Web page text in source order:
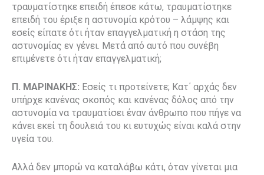
τραυματίστηκε επειδή έπεσε κάτω, τραυματίστηκε
επειδή του έριξε η αστυνομία κρότου – λάμψης και
εσείς είπατε ότι ήταν επαγγελματική η στάση της
αστυνομίας εν γένει. Μετά από αυτό που συνέβη
επιμένετε ότι ήταν επαγγελματική;
Π. ΜΑΡΙΝΑΚΗΣ: Εσείς τι προτείνετε; Κατ΄ αρχάς δεν
υπήρχε κανένας σκοπός και κανένας δόλος από την
αστυνομία να τραυματίσει έναν άνθρωπο που πήγε να
κάνει εκεί τη δουλειά του κι ευτυχώς είναι καλά στην
υγεία του.
Αλλά δεν μπορώ να καταλάβω κάτι, όταν γίνεται μια